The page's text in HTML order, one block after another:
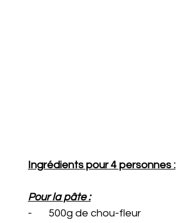
Ingrédients pour 4 personnes :
Pour la pâte :
-       500g de chou-fleur